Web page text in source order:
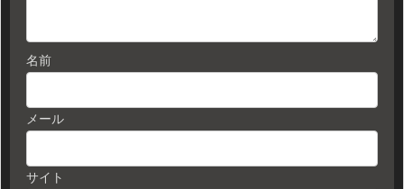
名前
メール
サイト